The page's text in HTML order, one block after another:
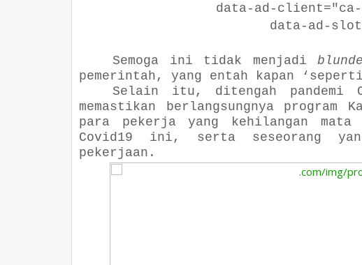
data-ad-client="ca-
data-ad-
Semoga ini tidak menjadi
pemerintah, yang entah kapan
Selain itu, ditengah pandemi
memastikan berlangsungnya program
para pekerja yang kehilangan mata
Covid19 ini, serta seseorang yang
pekerjaan.